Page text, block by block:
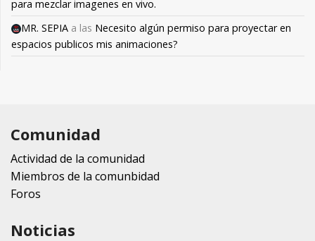
para mezclar imagenes en vivo.
MR. SEPIA a las Necesito algún permiso para proyectar en
espacios publicos mis animaciones?
Comunidad
Actividad de la comunidad
Miembros de la comunbidad
Foros
Noticias